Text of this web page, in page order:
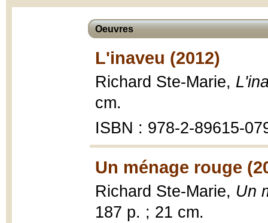
Oeuvres
L'inaveu (2012)
Richard Ste-Marie,
cm.
ISBN : 978-2-89615-
Un ménage rouge
Richard Ste-Marie, Un
187 p. ; 21 cm.